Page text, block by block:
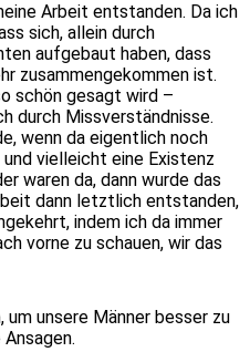
Arbeit entstanden. Da ich
sich, allein durch
aufgebaut haben, dass
zusammengekommen ist.
schön gesagt wird –
durch Missverständnisse.
wenn da eigentlich noch
vielleicht eine Existenz
waren da, dann wurde das
dann letztlich entstanden,
indem ich da immer
vorne zu schauen, wir das
um unsere Männer besser zu